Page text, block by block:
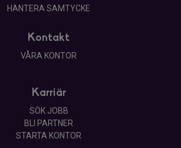
HANTERA SAMTYCKE
Kontakt
VÅRA KONTOR
Karriär
SÖK JOBB
BLI PARTNER
STARTA KONTOR